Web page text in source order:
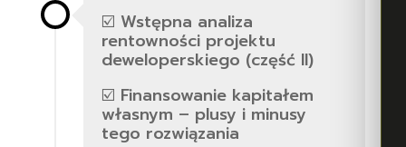
☑️ Wstępna analiza
rentowności projektu
deweloperskiego (część II)
☑️ Finansowanie kapitałem
własnym – plusy i minusy
tego rozwiązania